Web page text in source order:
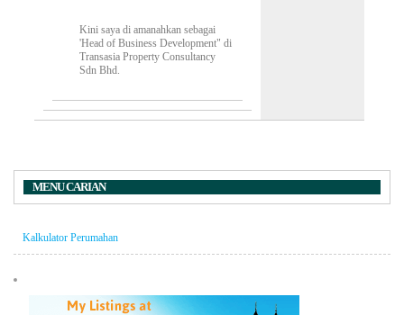
Kini saya di amanahkan sebagai
'Head of Business Development" di
Transasia Property Consultancy
Sdn Bhd.
MENU CARIAN
Kalkulator Perumahan